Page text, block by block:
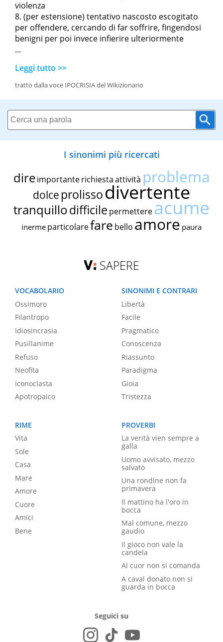
violenza
(per estensione) tentativo nascosto escogitato
per offendere, cercando di far soffrire, fingendosi
benigni per poi invece infierire ulteriormente
...
Leggi tutto >>
tratto dalla voce IPOCRISIA del Wikizionario
I sinonimi più ricercati
dire importante richiestaattività problema
dolce prolissodivertente
tranquillodifficile permettereacume
inerme particolarefare bello amore paura
SAPERE
VOCABOLARIO
Ossimoro
Filantropo
Idiosincrasia
Pusillanime
Refuso
Neofita
Iconoclasta
Apotropaico
SINONIMI E CONTRARI
Libertà
Facile
Pragmatico
Conoscenza
Riassunto
Paradigma
Gioia
Tristezza
RIME
Vita
Sole
Casa
Mare
Amore
Cuore
Amici
Bene
PROVERBI
La verità vien sempre a
galla
Uomo avvisato, mezzo
salvato
Una rondine non fa
primavera
Il mattino ha l'oro in
bocca
Mal comune, mezzo
gaudio
Il gioco non vale la
candela
Al cuor non si comanda
A caval donato non si
guarda in bocca
Seguici su